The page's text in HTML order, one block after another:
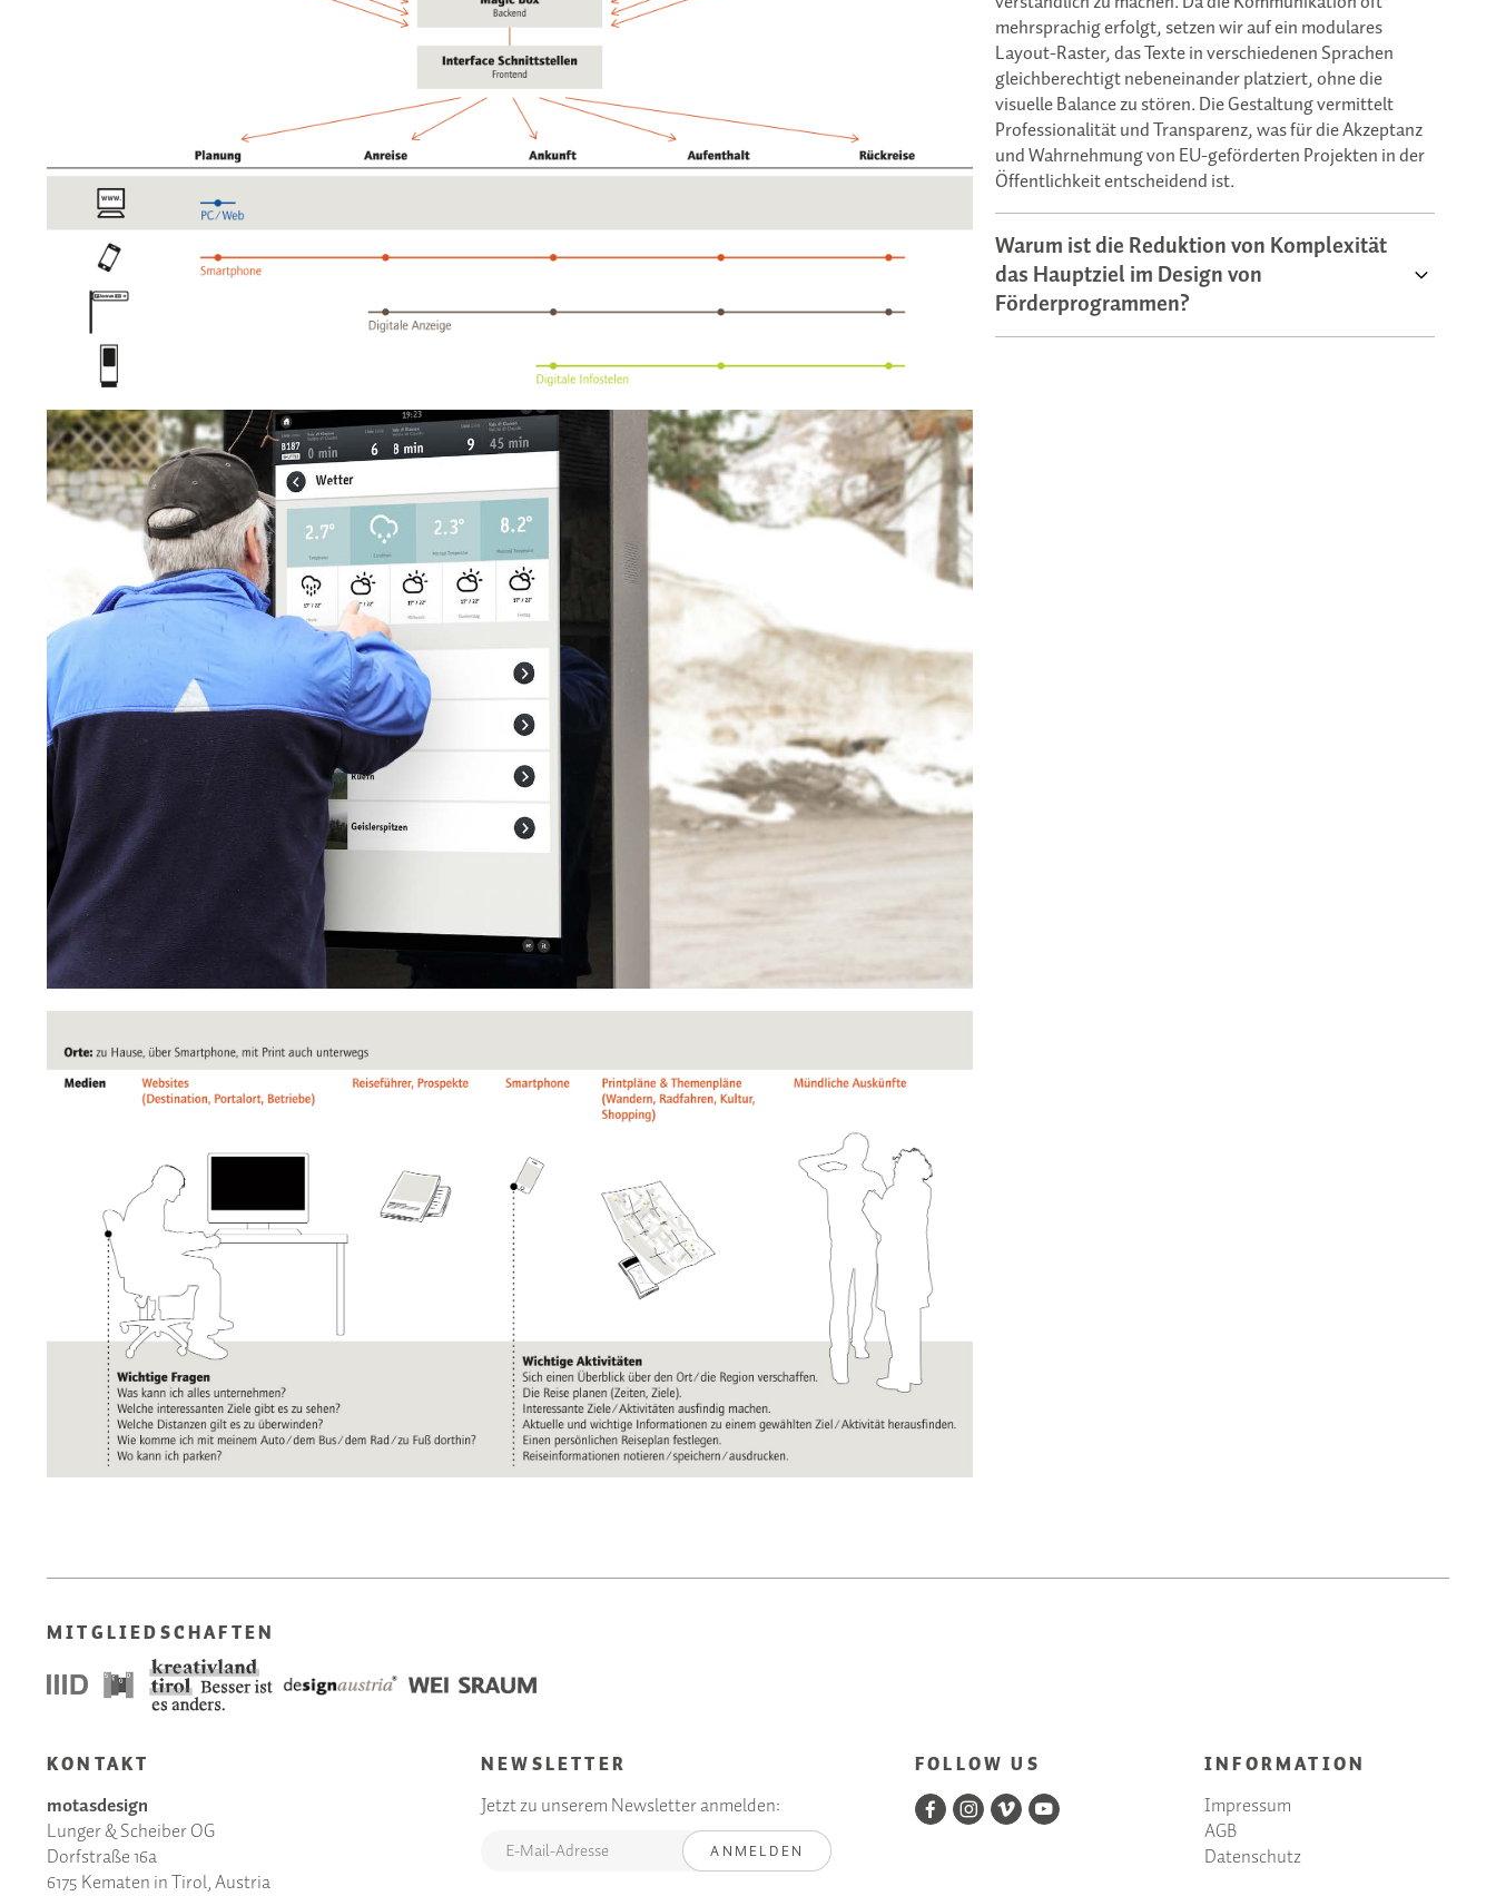
mehrsprachig erfolgt, setzen wir auf ein modulares
Layout-Raster, das Texte in verschiedenen Sprachen
gleichberechtigt nebeneinander platziert, ohne die
visuelle Balance zu stören. Die Gestaltung vermittelt
Professionalität und Transparenz, was für die Akzeptanz
und Wahrnehmung von EU-geförderten Projekten in der
Öffentlichkeit entscheidend ist.
Warum ist die Reduktion von Komplexität
das Hauptziel im Design von
Förderprogrammen?
MITGLIEDSCHAFTEN
KONTAKT
motasdesign
Lunger & Scheiber OG
Dorfstraße 16a
6175 Kematen in Tirol, Austria
NEWSLETTER
Jetzt zu unserem Newsletter anmelden:
ANMELDEN
FOLLOW US INFORMATION
Impressum
AGB
Datenschutz